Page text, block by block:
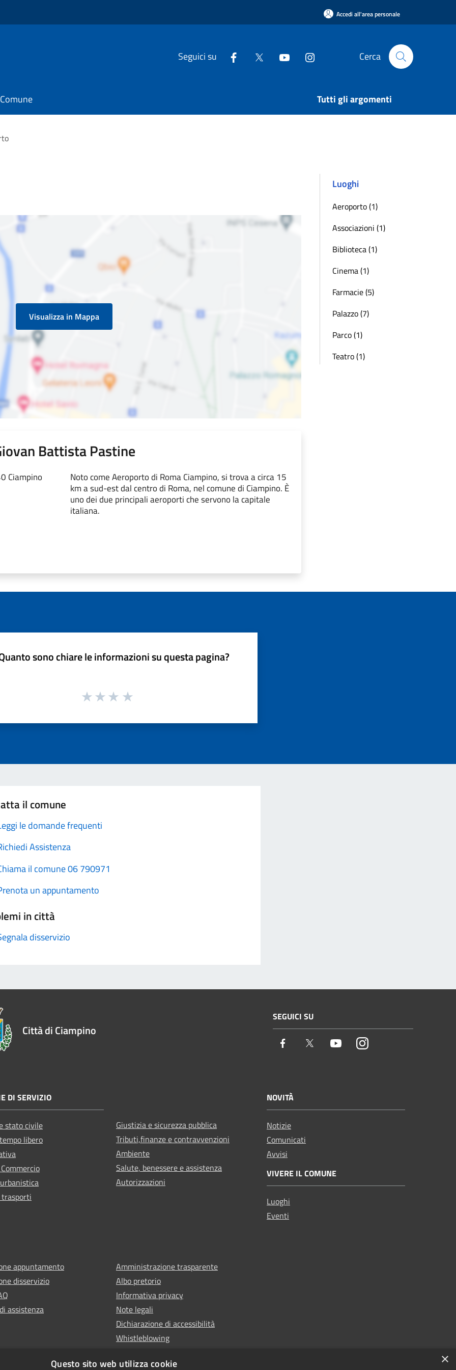
Accedi all'area personale
Seguici su Cerca
Tutti gli argomenti
Visualizza in Mappa
Battista Pastine
Ciampino
Noto come Aeroporto di Roma Ciampino, si trova a circa 15
km a sud-est dal centro di Roma, nel comune di Ciampino. È
uno dei due principali aeroporti che servono la capitale
italiana.
Luoghi
Aeroporto (1)
Associazioni (1)
Biblioteca (1)
Cinema (1)
Farmacie (5)
Palazzo (7)
Parco (1)
Teatro (1)
sono chiare le informazioni su questa pagina?
il comune
le domande frequenti
Assistenza
il comune 06 790971
un appuntamento
in città
disservizio
Città di Ciampino
SEGUICI SU
Facebook Twitter YoutubeInstagram
DI SERVIZIO
stato civile
libero
Giustizia e sicurezza pubblica
Tributi,finanze e contravvenzioni
Ambiente
Salute, benessere e assistenza
Autorizzazioni
NOVITÀ
Notizie
Comunicati
Avvisi
VIVERE IL COMUNE
Luoghi
Eventi
appuntamento
disservizio
assistenza
Amministrazione trasparente
Albo pretorio
Informativa privacy
Note legali
Dichiarazione di accessibilità
Whistleblowing
×
Questo sito web utilizza cookie